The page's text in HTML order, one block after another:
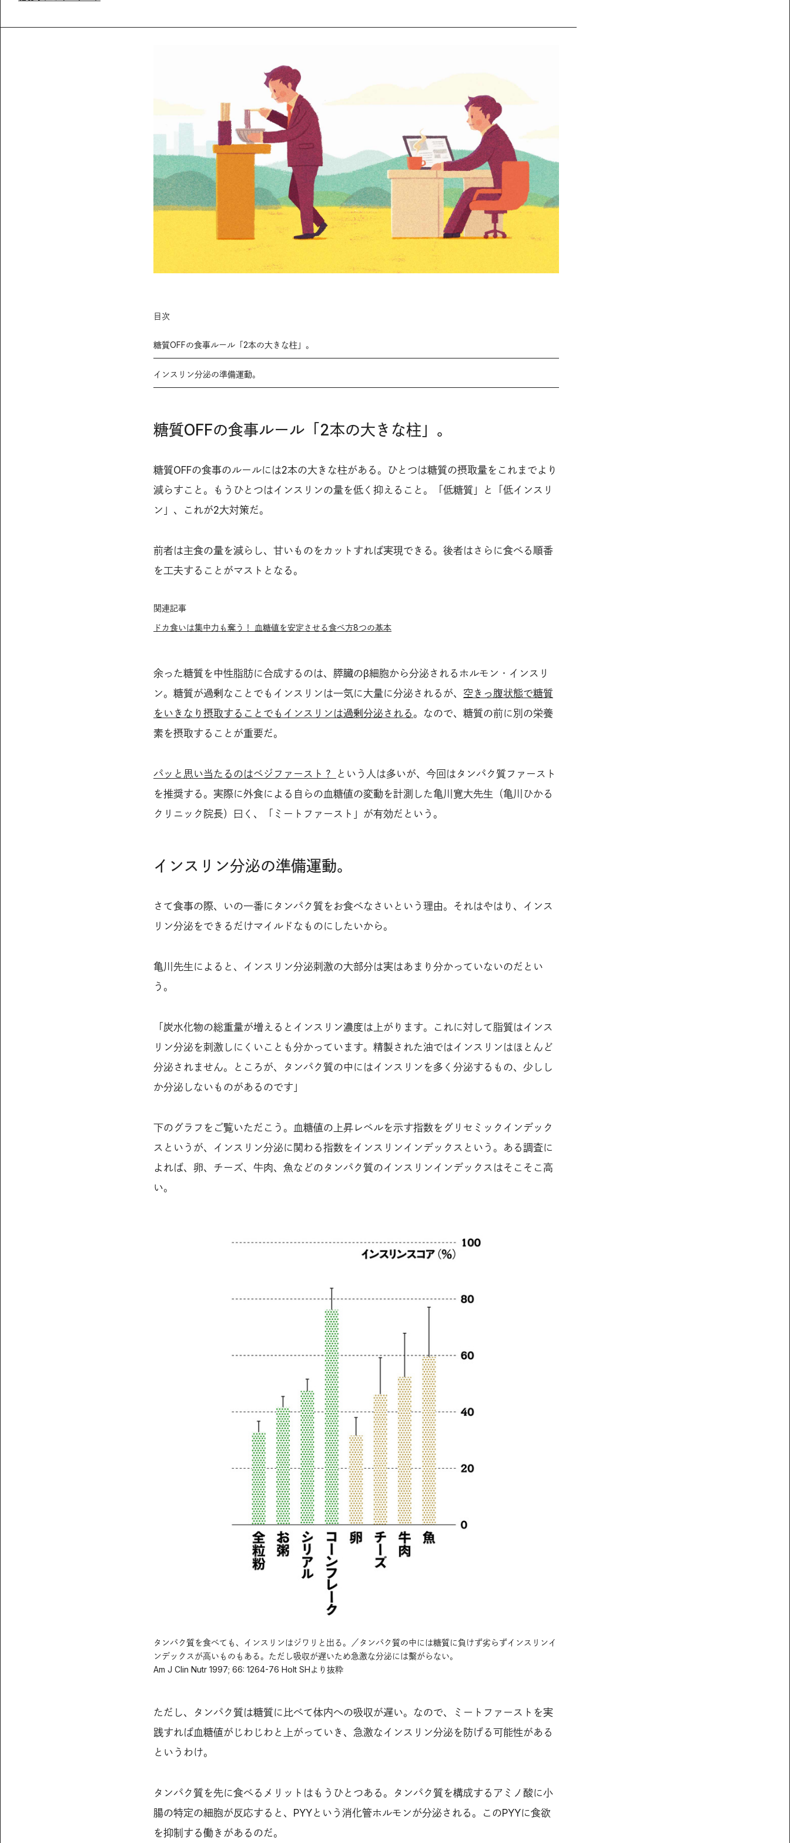
目次
糖質OFFの食事ルール「2本の大きな柱」。
インスリン分泌の準備運動。
糖質OFFの食事ルール「2本の大きな柱」。
糖質OFFの食事のルールには2本の大きな柱がある。ひとつは糖質の摂取量をこれまでより
減らすこと。もうひとつはインスリンの量を低く抑えること。「低糖質」と「低インスリ
ン」、これが2大対策だ。
前者は主食の量を減らし、甘いものをカットすれば実現できる。後者はさらに食べる順番
を工夫することがマストとなる。
関連記事
ドカ食いは集中力も奪う！ 血糖値を安定させる食べ方8つの基本
余った糖質を中性脂肪に合成するのは、膵臓のβ細胞から分泌されるホルモン・インスリ
ン。糖質が過剰なことでもインスリンは一気に大量に分泌されるが、 空きっ腹状態で糖質
をいきなり摂取することでもインスリンは過剰分泌される 。なので、糖質の前に別の栄養
素を摂取することが重要だ。
パッと思い当たるのはベジファースト？
という人は多いが、今回はタンパク質ファースト
を推奨する。実際に外食による自らの血糖値の変動を計測した亀川寛大先生（亀川ひかる
クリニック院長）曰く、「ミートファースト」が有効だという。
インスリン分泌の準備運動。
さて食事の際、いの一番にタンパク質をお食べなさいという理由。それはやはり、インス
リン分泌をできるだけマイルドなものにしたいから。
亀川先生によると、インスリン分泌刺激の大部分は実はあまり分かっていないのだとい
う。
「炭水化物の総重量が増えるとインスリン濃度は上がります。これに対して脂質はインス
リン分泌を刺激しにくいことも分かっています。精製された油ではインスリンはほとんど
分泌されません。ところが、タンパク質の中にはインスリンを多く分泌するもの、少しし
か分泌しないものがあるのです」
下のグラフをご覧いただこう。血糖値の上昇レベルを示す指数をグリセミックインデック
スというが、インスリン分泌に関わる指数をインスリンインデックスという。ある調査に
よれば、卵、チーズ、牛肉、魚などのタンパク質のインスリンインデックスはそこそこ高
い。
タンパク質を食べても、インスリンはジワリと出る。／タンパク質の中には糖質に負けず劣らずインスリンイ
ンデックスが高いものもある。ただし吸収が遅いため急激な分泌には繫がらない。
Am J Clin Nutr 1997; 66: 1264-76 Holt SHより抜粋
ただし、タンパク質は糖質に比べて体内への吸収が遅い。なので、ミートファーストを実
践すれば血糖値がじわじわと上がっていき、急激なインスリン分泌を防げる可能性がある
というわけ。
タンパク質を先に食べるメリットはもうひとつある。タンパク質を構成するアミノ酸に小
腸の特定の細胞が反応すると、PYYという消化管ホルモンが分泌される。このPYYに食欲
を抑制する働きがあるのだ。